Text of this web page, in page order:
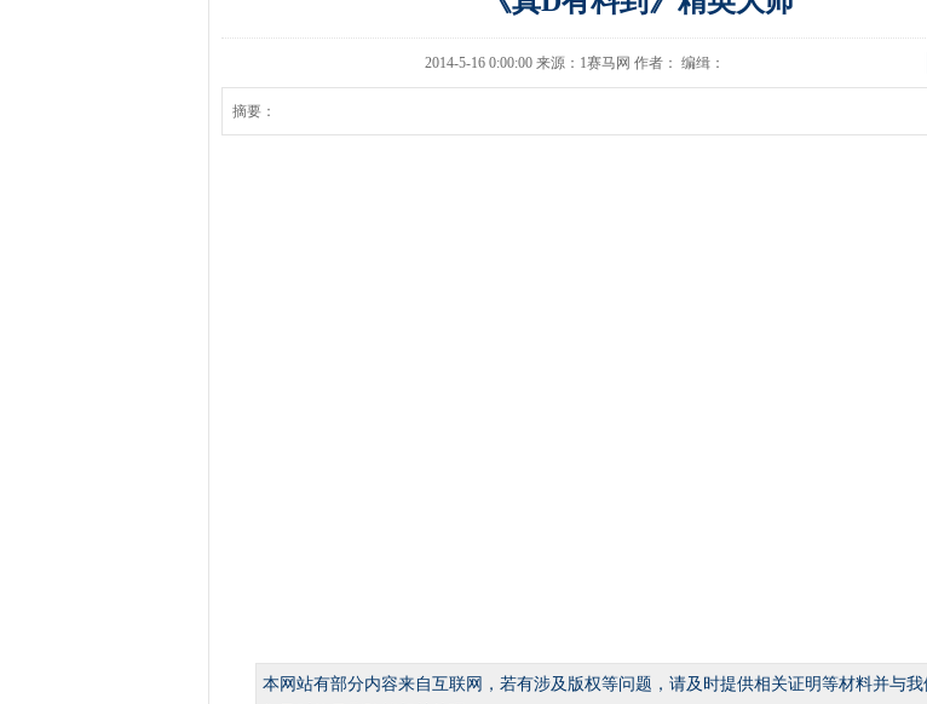
2014-5-16 0:00:00 来源：1赛马网 作者： 编缉：
摘要：
本网站有部分内容来自互联网，若有涉及版权等问题，请及时提供相关证明等材料并与